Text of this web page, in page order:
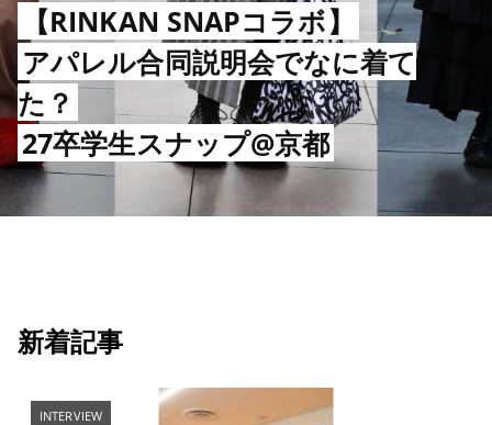
「人と人とのアナログな部分が重
要」。
CLANE店長が大切にしていること
倉庫業務は単純作業じゃない？
30万点の古着を保管する
ラグタグ倉庫潜入ツアー
【RINKAN SNAPコラボ】
アパレル合同説明会でなに着て
た？
27卒学生スナップ@京都
は？
プロがリアルな仕事内容・やりが
い・キャリアプランを
具体的に解説
アパレル履歴書の正解は一つじゃな
い。
キャリアアドバイザーが教える
書き方のヒント
アパレルバイヤーのリアルな給料
事情。
平均年収・月収を
独自データから発表
新着記事
INTERVIEW